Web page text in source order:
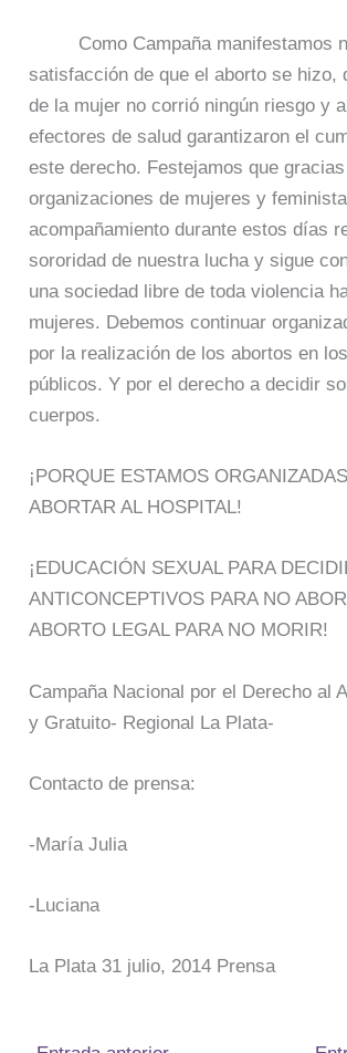
Como Campaña manifestamos
satisfacción de que el aborto se hizo,
de la mujer no corrió ningún riesgo y
efectores de salud garantizaron el
este derecho. Festejamos que
organizaciones de mujeres y
acompañamiento durante estos días
sororidad de nuestra lucha y sigue
una sociedad libre de toda violencia
mujeres. Debemos continuar
por la realización de los abortos en
públicos. Y por el derecho a decidir
cuerpos.
¡PORQUE ESTAMOS
ABORTAR AL HOSPITAL!
¡EDUCACIÓN SEXUAL PARA
ANTICONCEPTIVOS PARA NO
ABORTO LEGAL PARA NO MORIR!
Campaña Nacional por el Derecho al
y Gratuito- Regional La Plata-
Contacto de prensa:
-María Julia
-Luciana
La Plata 31 julio, 2014 Prensa